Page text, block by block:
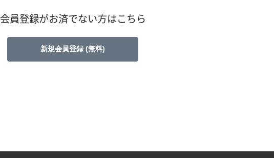
会員登録がお済でない方はこちら
新規会員登録 (無料)